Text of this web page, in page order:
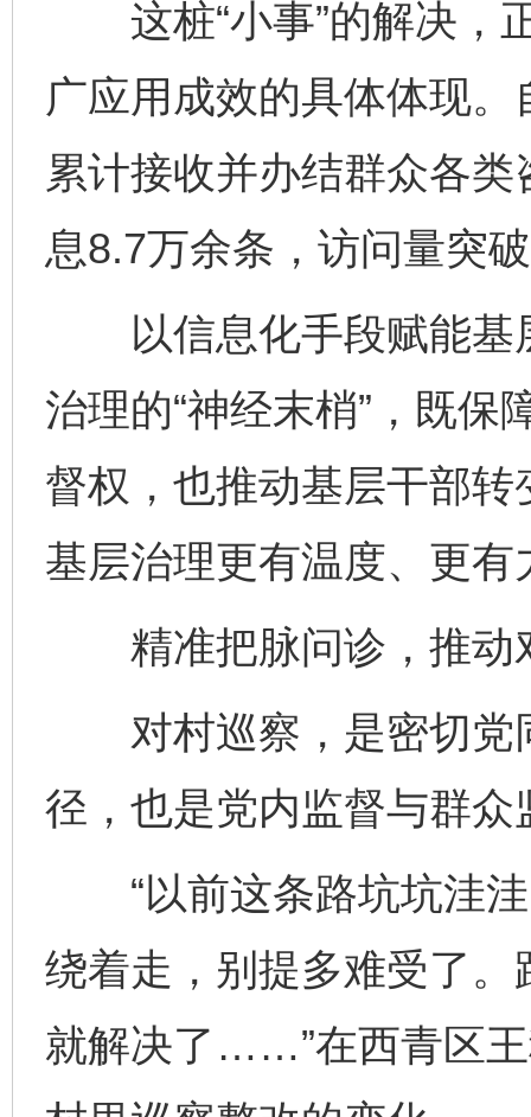
这桩“小事”的解决，正
广应用成效的具体体现
累计接收并办结群众各
息8.7万余条，访问量突
以信息化手段赋能基
治理的“神经末梢”，既
督权，也推动基层干部
基层治理更有温度、更有
精准把脉问诊，推动
对村巡察，是密切党
径，也是党内监督与群
“以前这条路坑坑洼洼
绕着走，别提多难受了
就解决了……”在西青区